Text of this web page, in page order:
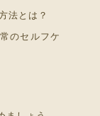
法とは？
のセルフケ